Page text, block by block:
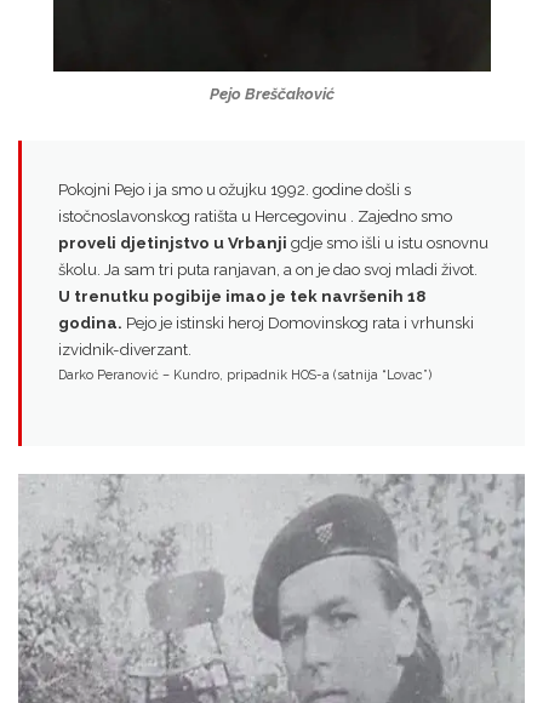
Pejo Breščaković
Pokojni Pejo i ja smo u ožujku 1992. godine došli s
istočnoslavonskog ratišta u Hercegovinu . Zajedno smo
proveli djetinjstvo u Vrbanji gdje smo išli u istu osnovnu
školu. Ja sam tri puta ranjavan, a on je dao svoj mladi život.
U trenutku pogibije imao je tek navršenih 18
godina. Pejo je istinski heroj Domovinskog rata i vrhunski
izvidnik-diverzant.
Darko Peranović – Kundro, pripadnik HOS-a (satnija “Lovac”)